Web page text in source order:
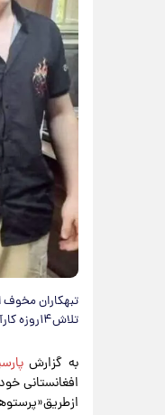
تلاش۱۴روزه کارآگاهان پلیس آگاهی مشهد به دام افتادند که ازطریق«پرستوهای مهاجر» ردزنی شدند.
به گزارش